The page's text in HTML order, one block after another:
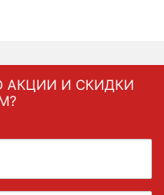
АКЦИИ И СКИДКИ